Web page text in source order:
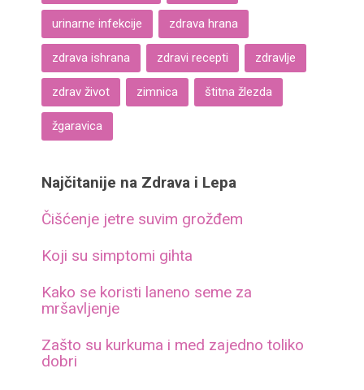
urinarne infekcije zdrava hrana
zdrava ishrana zdravi recepti zdravlje
zdrav život zimnica štitna žlezda
žgaravica
Najčitanije na Zdrava i Lepa
Čišćenje jetre suvim grožđem
Koji su simptomi gihta
Kako se koristi laneno seme za
mršavljenje
Zašto su kurkuma i med zajedno toliko
dobri